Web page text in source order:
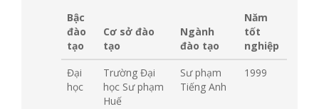
Bậc
đào
tạo
Cơ sở đào
tạo
Ngành
đào tạo
Năm
tốt
nghiệp
Đại
học
Trường Đại
học Sư phạm
Huế
Sư phạm
Tiếng Anh
1999